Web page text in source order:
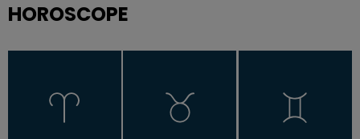
HOROSCOPE